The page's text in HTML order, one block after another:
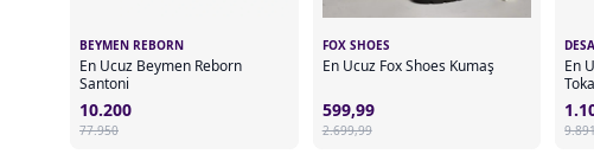
BEYMEN REBORN
En Ucuz Beymen Reborn
Santoni
10.200
77.950
FOX SHOES
En Ucuz Fox Shoes Kumaş
599,99
2.699,99
DESA
En